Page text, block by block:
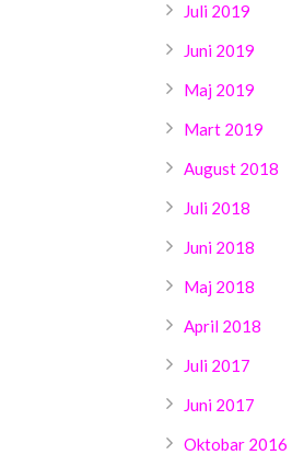
Juli 2019
Juni 2019
Maj 2019
Mart 2019
August 2018
Juli 2018
Juni 2018
Maj 2018
April 2018
Juli 2017
Juni 2017
Oktobar 2016